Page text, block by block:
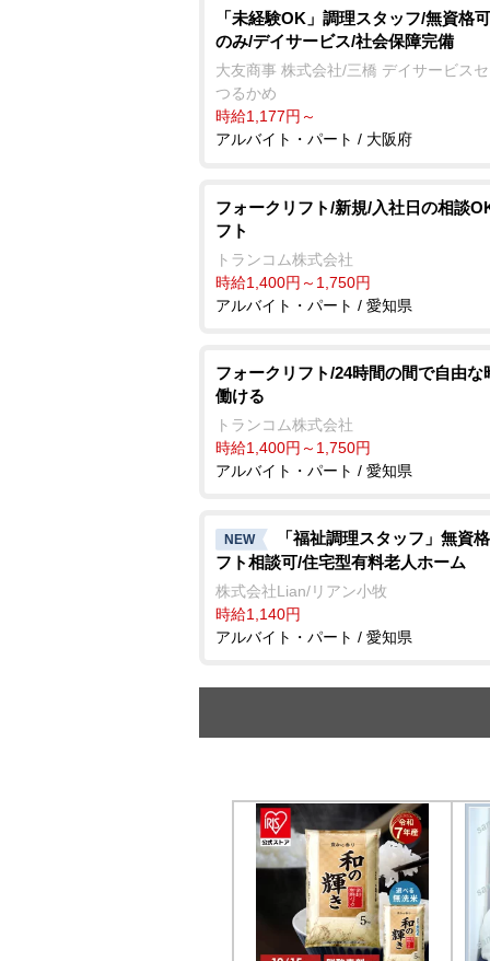
「未経験OK」調理スタッフ/無資格
のみ/デイサービス/社会保障完備
大友商事 株式会社/三橋 デイサービス
つるかめ
時給1,177円～
アルバイト・パート / 大阪府
フォークリフト/新規/入社日の相談
フト
トランコム株式会社
時給1,400円～1,750円
アルバイト・パート / 愛知県
フォークリフト/24時間の間で自由な
働ける
トランコム株式会社
時給1,400円～1,750円
アルバイト・パート / 愛知県
NEW
「福祉調理スタッフ」無資
フト相談可/住宅型有料老人ホーム
株式会社Lian/リアン小牧
時給1,140円
アルバイト・パート / 愛知県